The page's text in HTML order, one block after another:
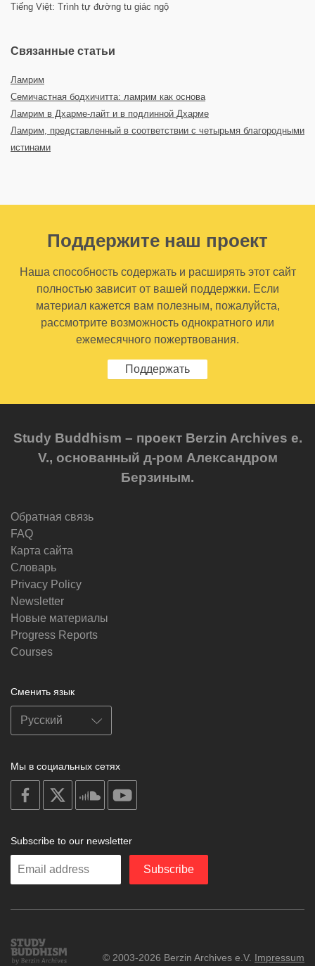
Tiếng Việt: Trình tự đường tu giác ngộ
Связанные статьи
Ламрим
Семичастная бодхичитта: ламрим как основа
Ламрим в Дхарме-лайт и в подлинной Дхарме
Ламрим, представленный в соответствии с четырьмя благородными
истинами
Поддержите наш проект
Наша способность содержать и расширять этот сайт
полностью зависит от вашей поддержки. Если
материал кажется вам полезным, пожалуйста,
рассмотрите возможность однократного или
ежемесячного пожертвования.
Поддержать
Study Buddhism – проект Berzin Archives e.
V., основанный д-ром Александром
Берзиным.
Обратная связь
FAQ
Карта сайта
Словарь
Privacy Policy
Newsletter
Новые материалы
Progress Reports
Courses
Сменить язык
Мы в социальных сетях
on
facebook
soundcloud
Subscribe to our newsletter
Enter
Subscribe
Study
Buddhism
© 2003-2026 Berzin Archives e.V. Impressum